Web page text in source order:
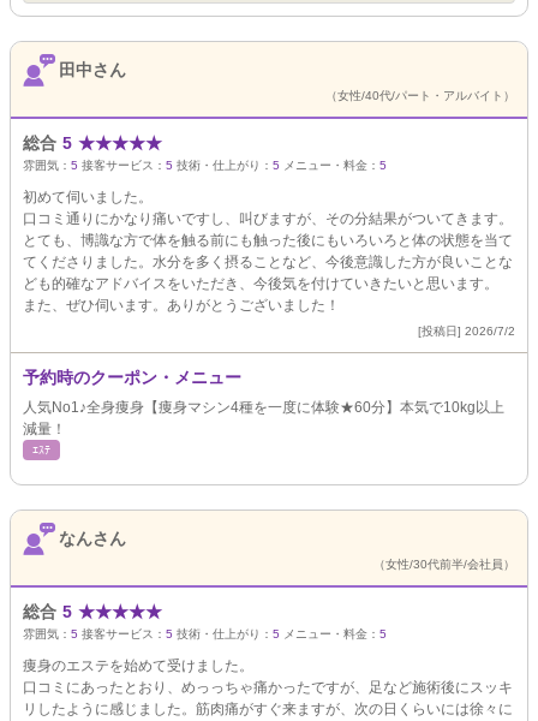
田中さん
（女性/40代/パート・アルバイト）
総合 5 ★★★★★
雰囲気： 5 接客サービス： 5 技術・仕上がり： 5 メニュー・料金： 5
初めて伺いました。
口コミ通りにかなり痛いですし、叫びますが、その分結果がついてきます。
とても、博識な方で体を触る前にも触った後にもいろいろと体の状態を当て
てくださりました。水分を多く摂ることなど、今後意識した方が良いことな
ども的確なアドバイスをいただき、今後気を付けていきたいと思います。
また、ぜひ伺います。ありがとうございました！
[投稿日] 2026/7/2
予約時のクーポン・メニュー
人気No1♪全身痩身【痩身マシン4種を一度に体験★60分】本気で10kg以上
減量！
ｴｽﾃ
なんさん
（女性/30代前半/会社員）
総合 5 ★★★★★
雰囲気： 5 接客サービス： 5 技術・仕上がり： 5 メニュー・料金： 5
痩身のエステを始めて受けました。
口コミにあったとおり、めっっちゃ痛かったですが、足など施術後にスッキ
リしたように感じました。筋肉痛がすぐ来ますが、次の日くらいには徐々に